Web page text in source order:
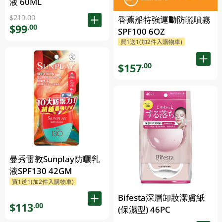
$219.00
$99.00
曼秀雷敦Sunplay防曬乳
液SPF130 42GM
買1送1(加2件入購物車)
$113.00
香蕉船特強運動防曬噴霧
SPF100 6OZ
買1送1(加2件入購物車)
$157.00
Bifesta深層卸妝潔膚紙
(保濕型) 46PC